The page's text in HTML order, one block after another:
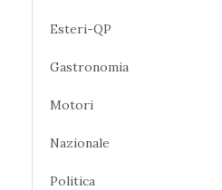
Esteri-QP
Gastronomia
Motori
Nazionale
Politica